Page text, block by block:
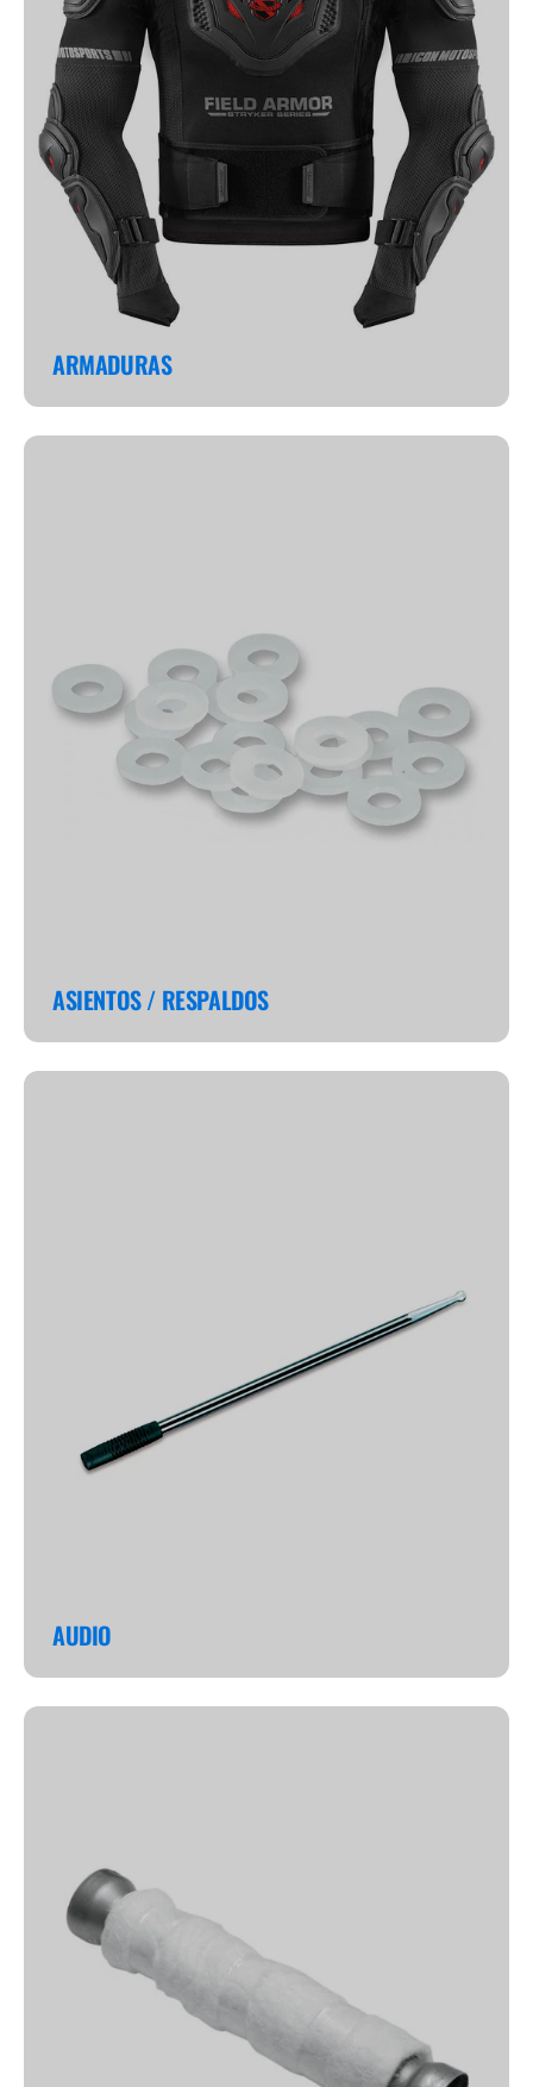
ARMADURAS
ASIENTOS / RESPALDOS
AUDIO